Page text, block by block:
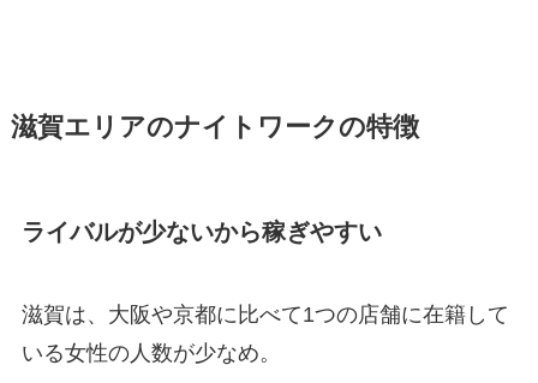
滋賀エリアのナイトワークの特徴
ライバルが少ないから稼ぎやすい
滋賀は、大阪や京都に比べて1つの店舗に在籍して
いる女性の人数が少なめ。